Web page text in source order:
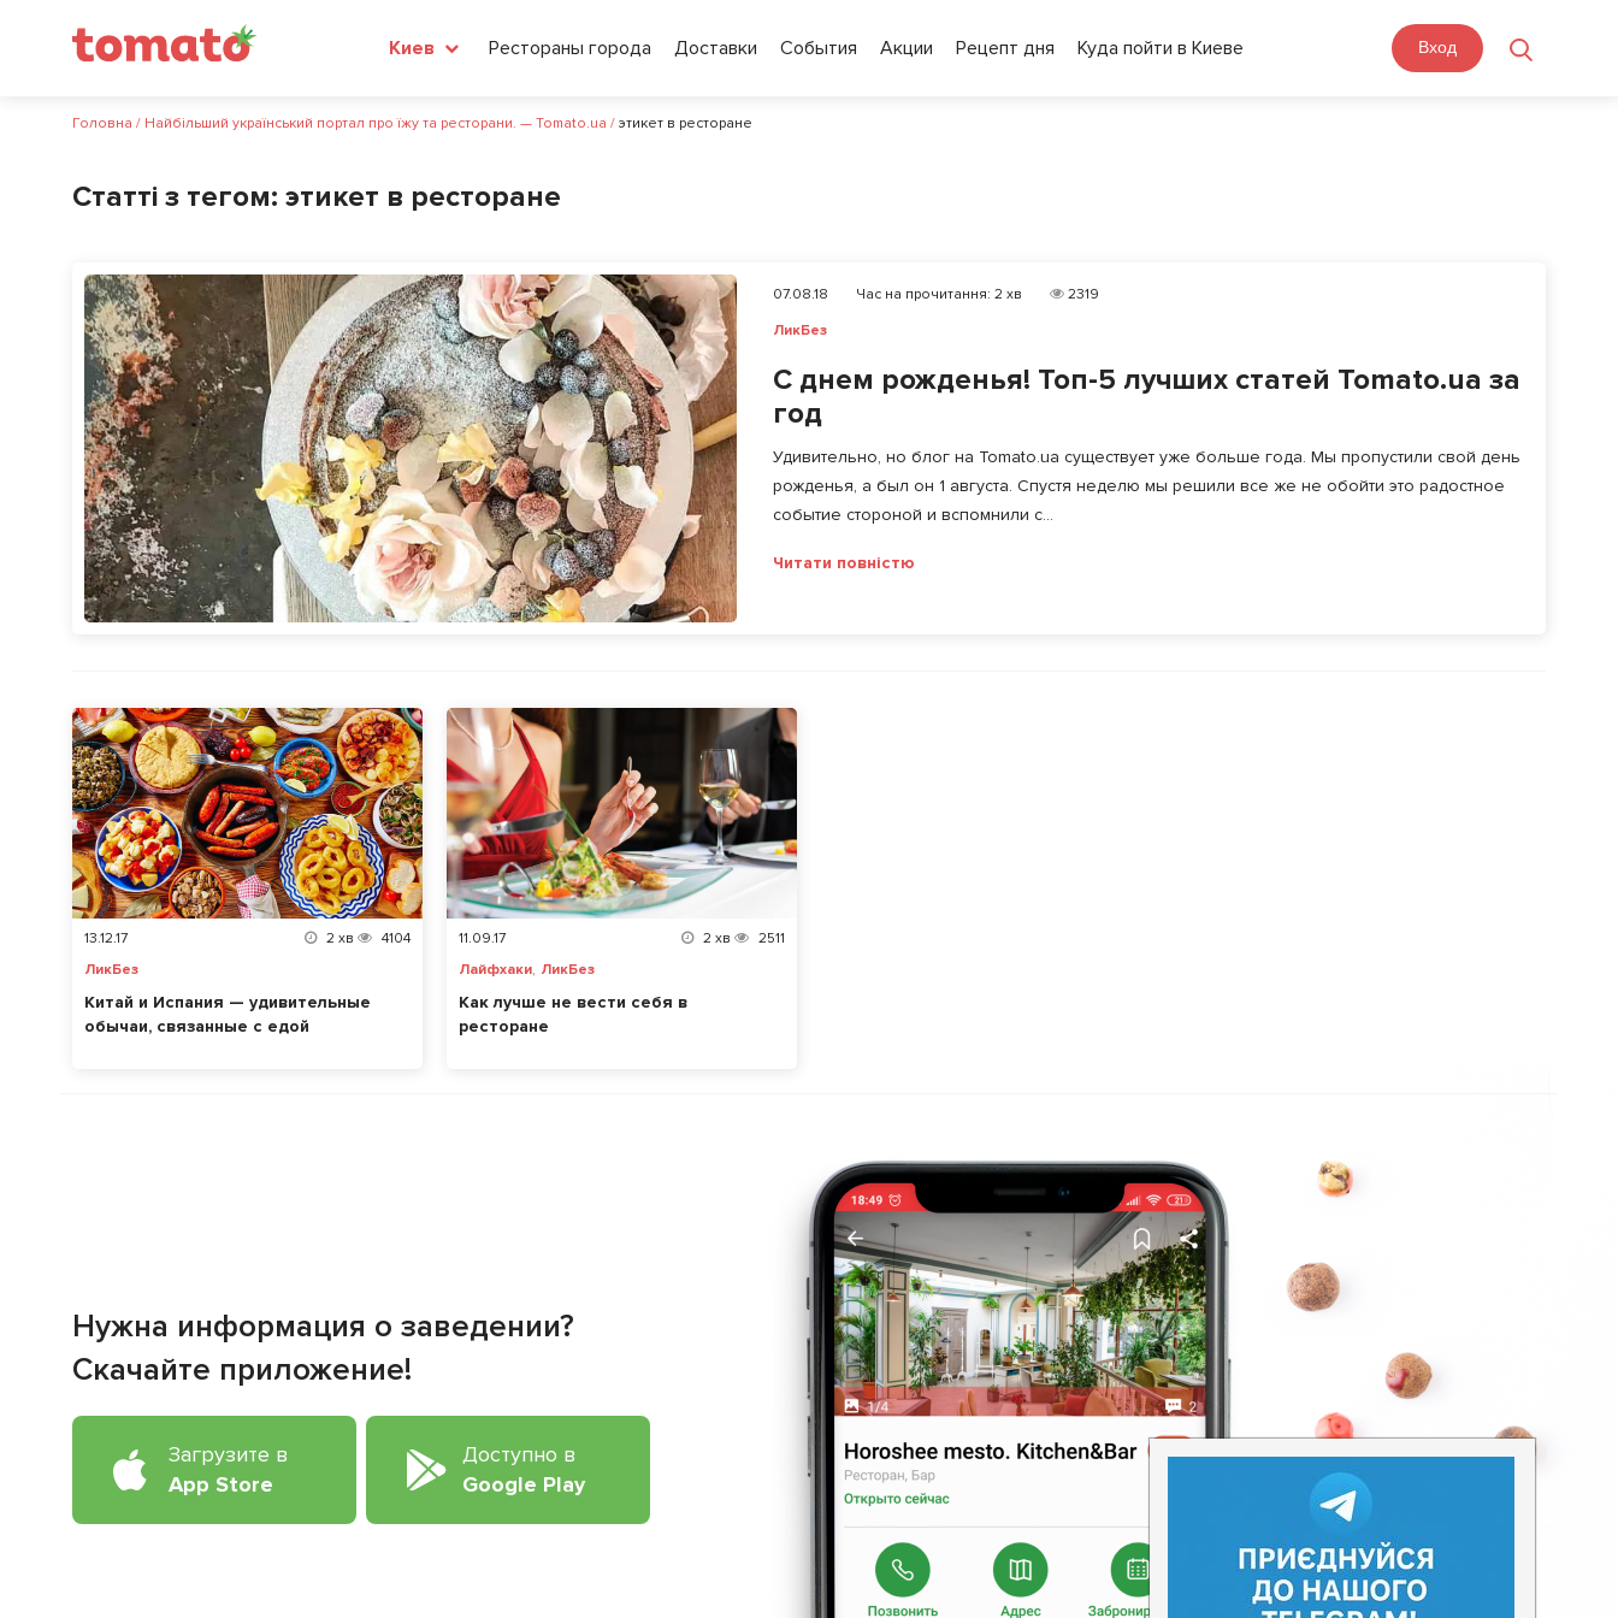
Киев Рестораны города Доставки События Акции Рецепт дня Куда пойти в Киеве Вход
Головна / Найбільший український портал про їжу та ресторани. — Tomato.ua / этикет в ресторане
Статті з тегом: этикет в ресторане
07.08.18 Час на прочитання: 2 хв
2319
ЛикБез
С днем рожденья! Топ-5 лучших статей Tomato.ua за
год
Удивительно, но блог на Tomato.ua существует уже больше года. Мы пропустили свой день
рожденья, а был он 1 августа. Спустя неделю мы решили все же не обойти это радостное
событие стороной и вспомнили с...
Читати повністю
13.12.17 2 хв
4104
ЛикБез
Китай и Испания — удивительные
обычаи, связанные с едой
11.09.17 2 хв
2511
Лайфхаки, ЛикБез
Как лучше не вести себя в
ресторане
Нужна информация о заведении?
Скачайте приложение!
Загрузите в
App Store
Доступно в
Google Play